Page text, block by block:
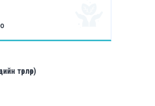
төрлөөр)